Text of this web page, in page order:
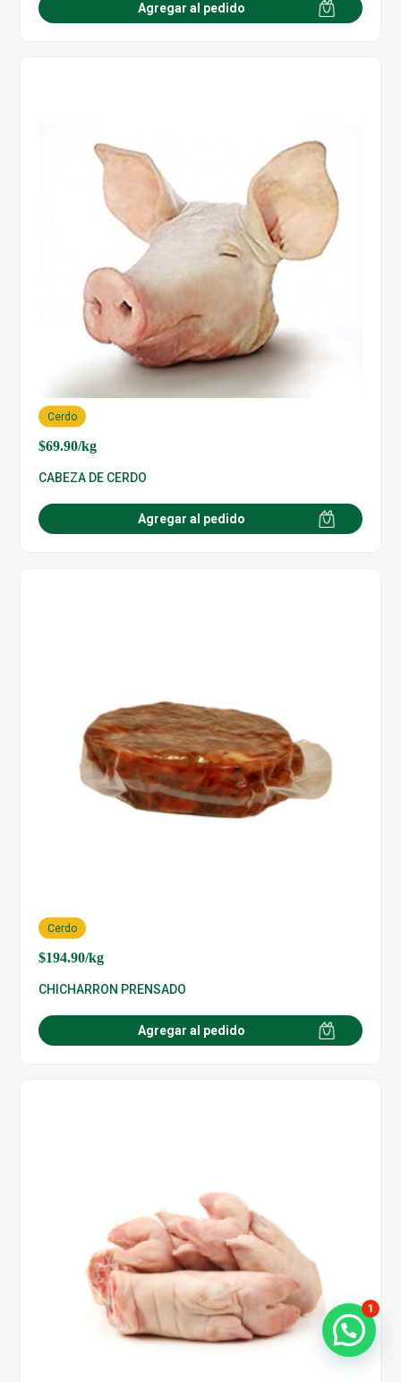
Agregar al pedido
$69.90/kg
Cerdo
CABEZA DE CERDO
Agregar al pedido
$194.90/kg
Cerdo
CHICHARRON PRENSADO
Agregar al pedido
1